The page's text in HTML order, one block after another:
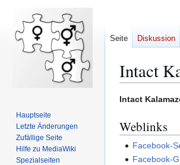
Intact
Zur
springen
Zur
springen
Intact
Weblinks
Facebook-
Facebook-
Seite Diskussion
Hauptseite
Letzte Änderungen
Zufällige Seite
Hilfe zu MediaWiki
Spezialseiten